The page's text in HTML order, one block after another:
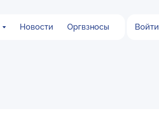
Новости Оргвзносы Войти